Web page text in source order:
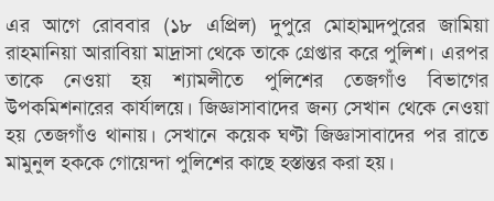
এর আগে রোববার (১৮ এপ্রিল) দুপুরে মোহাম্মদপুরের জামিয়া
রাহমানিয়া আরাবিয়া মাদ্রাসা থেকে তাকে গ্রেপ্তার করে পুলিশ। এরপর
তাকে নেওয়া হয় শ্যামলীতে পুলিশের তেজগাঁও বিভাগের
উপকমিশনারের কার্যালয়ে। জিজ্ঞাসাবাদের জন্য সেখান থেকে নেওয়া
হয় তেজগাঁও থানায়। সেখানে কয়েক ঘণ্টা জিজ্ঞাসাবাদের পর রাতে
মামুনুল হককে গোয়েন্দা পুলিশের কাছে হস্তান্তর করা হয়।